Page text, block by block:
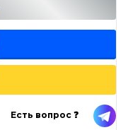
Есть вопрос ❓